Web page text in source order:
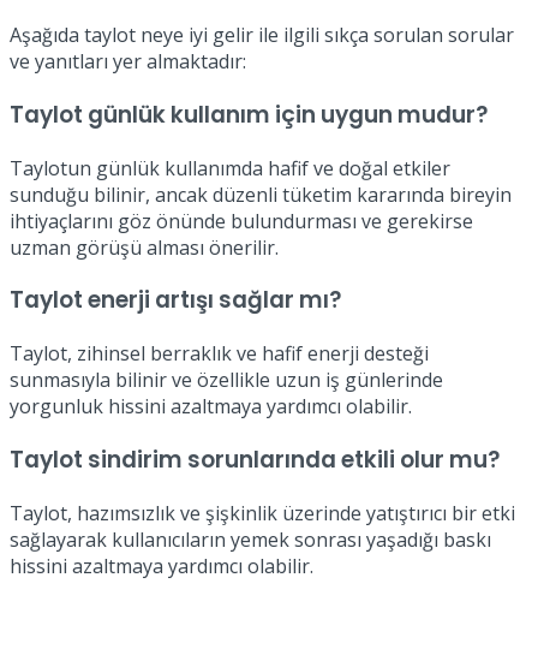
Aşağıda taylot neye iyi gelir ile ilgili sıkça sorulan sorular
ve yanıtları yer almaktadır:
Taylot günlük kullanım için uygun mudur?
Taylotun günlük kullanımda hafif ve doğal etkiler
sunduğu bilinir, ancak düzenli tüketim kararında bireyin
ihtiyaçlarını göz önünde bulundurması ve gerekirse
uzman görüşü alması önerilir.
Taylot enerji artışı sağlar mı?
Taylot, zihinsel berraklık ve hafif enerji desteği
sunmasıyla bilinir ve özellikle uzun iş günlerinde
yorgunluk hissini azaltmaya yardımcı olabilir.
Taylot sindirim sorunlarında etkili olur mu?
Taylot, hazımsızlık ve şişkinlik üzerinde yatıştırıcı bir etki
sağlayarak kullanıcıların yemek sonrası yaşadığı baskı
hissini azaltmaya yardımcı olabilir.